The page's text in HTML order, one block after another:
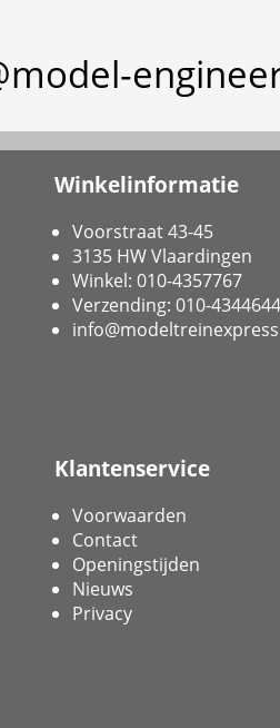
Winkelinformatie
Voorstraat 43-45
3135 HW Vlaardingen
Winkel: 010-4357767
Verzending: 010-4344644
Klantenservice
Voorwaarden
Contact
Openingstijden
Nieuws
Privacy